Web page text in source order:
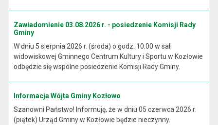
Zawiadomienie 03.08.2026 r. - posiedzenie Komisji Rady
Gminy
W dniu 5 sierpnia 2026 r. (środa) o godz. 10.00 w sali
widowiskowej Gminnego Centrum Kultury i Sportu w Kozłowie
odbędzie się wspólne posiedzenie Komisji Rady Gminy.
Informacja Wójta Gminy Kozłowo
Szanowni Państwo! Informuję, że w dniu 05 czerwca 2026 r.
(piątek) Urząd Gminy w Kozłowie będzie nieczynny.